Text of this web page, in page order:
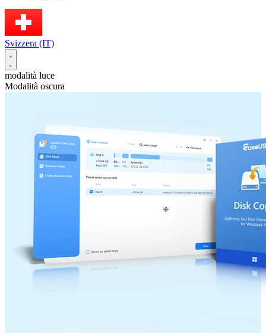
Svizzera (IT)
modalità luce
Modalità oscura